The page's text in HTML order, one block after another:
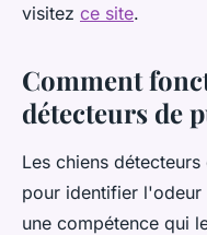
visitez ce site.
Comment
détecteurs de
Les chiens
pour identifier l'odeur
une compétence qui